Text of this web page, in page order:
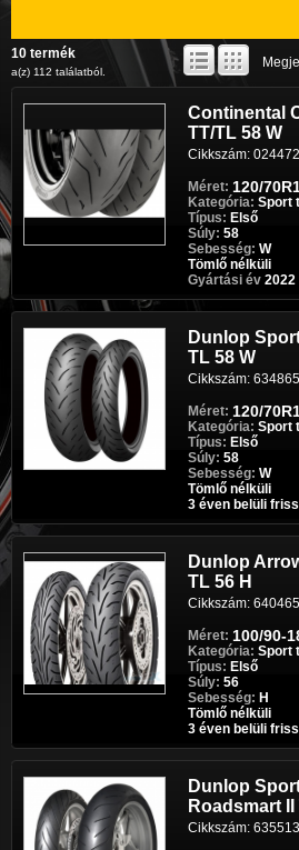
10 termék
a(z) 112 találatból.
Continental
TT/TL 58 W
Cikkszám:
Méret: 120/
Kategória: Sport
Típus: Első
Súly: 58
Sebesség: W
Tömlő nélküli
Gyártási év 2022
Dunlop
TL 58 W
Cikkszám: 634865
Méret: 120/
Kategória: Sport
Típus: Első
Súly: 58
Sebesség: W
Tömlő nélküli
3 éven belüli
Dunlop
TL 56 H
Cikkszám: 640465
Méret: 100/90-
Kategória: Sport
Típus: Első
Súly: 56
Sebesség: H
Tömlő nélküli
3 éven belüli
Dunlop
Roadsmart II
Cikkszám: 635513